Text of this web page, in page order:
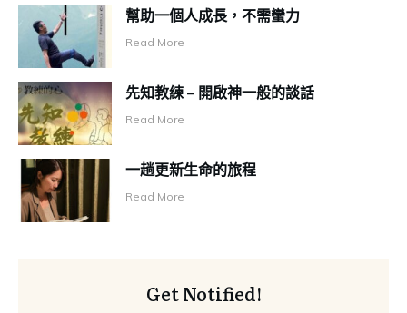
幫助一個人成長，不需蠻力
Read More
先知教練 – 開啟神一般的談話
Read More
一趟更新生命的旅程
Read More
Get Notified!